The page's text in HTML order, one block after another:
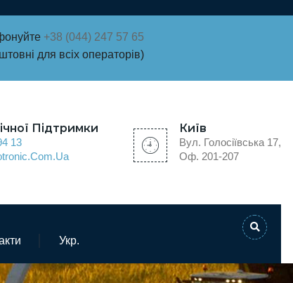
+38 (044) 247 57 65
для всіх операторів)
Підтримки
13
Київ
Вул. Голосіївська 17,
Оф. 201-207
Укр.